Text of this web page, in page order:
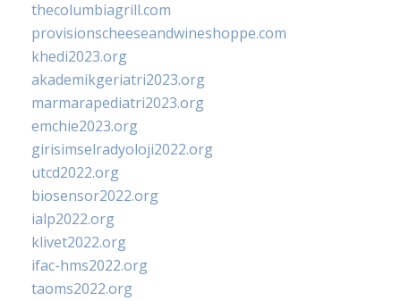
thecolumbiagrill.com
provisionscheeseandwineshoppe.com
khedi2023.org
akademikgeriatri2023.org
marmarapediatri2023.org
emchie2023.org
girisimselradyoloji2022.org
utcd2022.org
biosensor2022.org
ialp2022.org
klivet2022.org
ifac-hms2022.org
taoms2022.org